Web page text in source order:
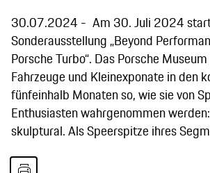
30.07.2024
Am 30. Juli 2024
Sonderausstellung „Beyond
Porsche Turbo“. Das Porsche
Fahrzeuge und Kleinexponate in den
fünfeinhalb Monaten so, wie sie von
Enthusiasten wahrgenommen
skulptural. Als Speerspitze ihres